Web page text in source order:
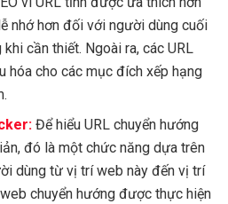
nhớ hơn đối với người dùng cuối
cần thiết. Ngoài ra, các URL
hóa cho các mục đích xếp hạng
Để hiểu URL chuyển hướng
đó là một chức năng dựa trên
dùng từ vị trí web này đến vị trí
chuyển hướng được thực hiện